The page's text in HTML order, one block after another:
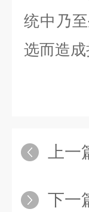
统中乃
选而造成
上一
下一